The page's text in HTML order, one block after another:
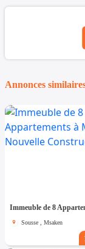
Annonces
Sousse , Msaken